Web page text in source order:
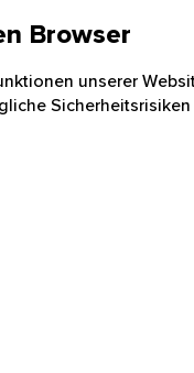
Browser
unserer